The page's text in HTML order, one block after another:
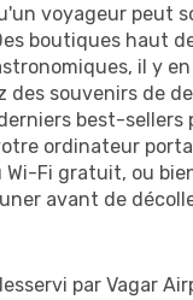
voyageur peut
boutiques haut
il y
des souvenirs de
best-sellers
ordinateur
Fi gratuit, ou
avant de
par Vagar